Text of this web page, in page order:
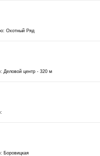
Охотный Ряд
Деловой центр - 320 м
Боровицкая